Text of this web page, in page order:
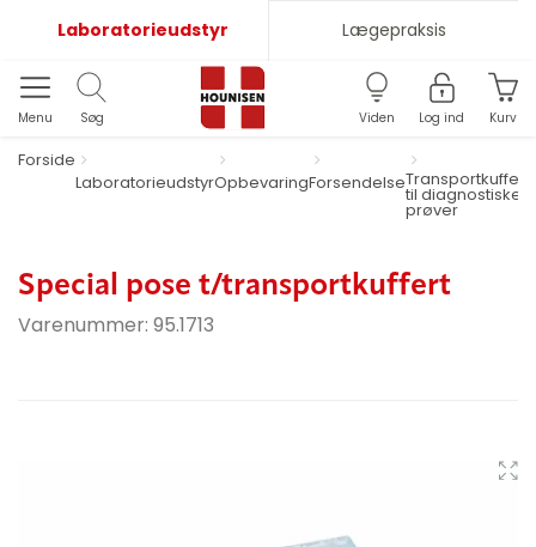
Laboratorieudstyr Lægepraksis
Menu Søg Viden Log ind Kurv
Forside
LaboratorieudstyrOpbevaringForsendelse
til diagnostiske
prøver
Special pose t/transportkuffert
Varenummer: 95.1713